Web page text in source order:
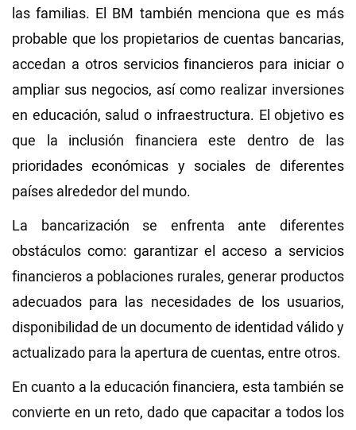
las familias. El BM también menciona que es más
probable que los propietarios de cuentas bancarias,
accedan a otros servicios financieros para iniciar o
ampliar sus negocios, así como realizar inversiones
en educación, salud o infraestructura. El objetivo es
que la inclusión financiera este dentro de las
prioridades económicas y sociales de diferentes
países alrededor del mundo.
La bancarización se enfrenta ante diferentes
obstáculos como: garantizar el acceso a servicios
financieros a poblaciones rurales, generar productos
adecuados para las necesidades de los usuarios,
disponibilidad de un documento de identidad válido y
actualizado para la apertura de cuentas, entre otros.
En cuanto a la educación financiera, esta también se
convierte en un reto, dado que capacitar a todos los